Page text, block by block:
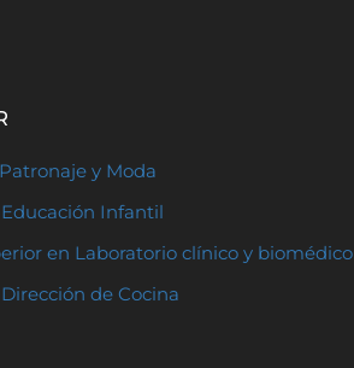
y Moda
Infantil
en Laboratorio clínico y biomédico
de Cocina